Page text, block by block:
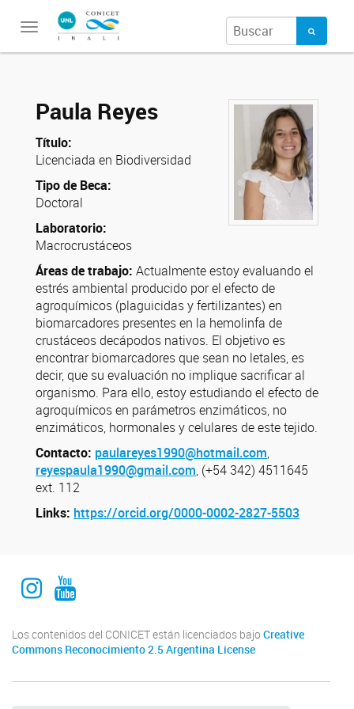
Toggle
Paula Reyes
Título:
Licenciada en Biodiversidad
Tipo de Beca:
Doctoral
Laboratorio:
Macrocrustáceos
Áreas de trabajo: Actualmente estoy evaluando el
estrés ambiental producido por el efecto de
agroquímicos (plaguicidas y fertilizantes) en
biomarcadores presentes en la hemolinfa de
crustáceos decápodos nativos. El objetivo es
encontrar biomarcadores que sean no letales, es
decir, que su evaluación no implique sacrificar al
organismo. Para ello, estoy estudiando el efecto de
agroquímicos en parámetros enzimáticos, no
enzimáticos, hormonales y celulares de este tejido.
Contacto: paulareyes1990@hotmail.com,
reyespaula1990@gmail.com, (+54 342) 4511645
ext. 112
Links: https://orcid.org/0000-0002-2827-5503
Instagram Institucional
Youtube Comuniación INALI
Los contenidos del CONICET están licenciados bajo Creative
Commons Reconocimiento 2.5 Argentina License